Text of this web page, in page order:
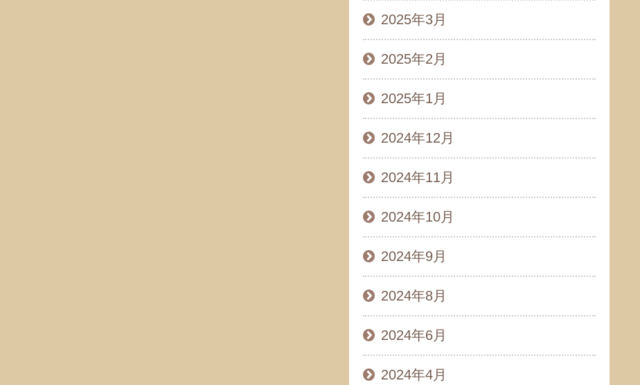
2025年3月
2025年2月
2025年1月
2024年12月
2024年11月
2024年10月
2024年9月
2024年8月
2024年6月
2024年4月